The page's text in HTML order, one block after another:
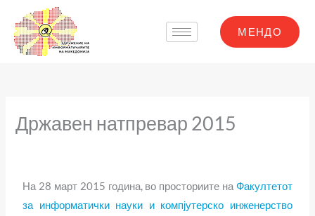
content
МЕНДО
Државен натпревар 2015
На 28 март 2015 година, во просториите на Факултетот
за информатички науки и компјутерско инженерство